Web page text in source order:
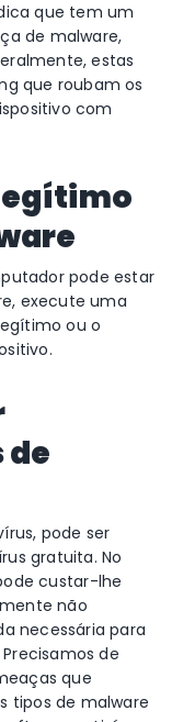
que tem um
de malware,
estas
que roubam os
com
pode estar
execute uma
ou o
pode ser
gratuita. No
custar-lhe
não
necessária para
de
que
tipos de malware